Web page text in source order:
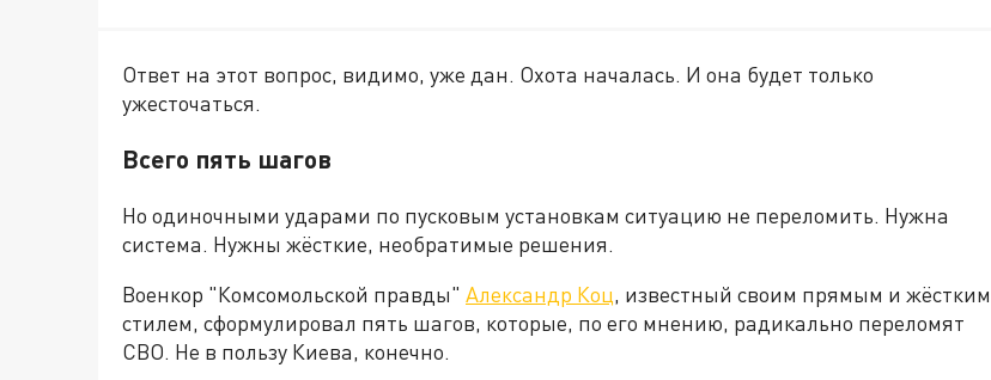
Ответ на этот вопрос, видимо, уже дан. Охота началась. И она будет только
ужесточаться.
Всего пять шагов
Но одиночными ударами по пусковым установкам ситуацию не переломить. Нужна
система. Нужны жёсткие, необратимые решения.
Военкор "Комсомольской правды" Александр Коц, известный своим прямым и жёстким
стилем, сформулировал пять шагов, которые, по его мнению, радикально переломят
СВО. Не в пользу Киева, конечно.